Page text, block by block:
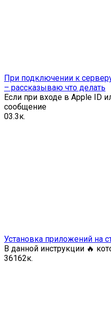
При подключении к
– рассказываю что делать
Если при входе в Apple ID
сообщение
03.3к.
Установка приложений на
В данной инструкции 🔥
36162к.